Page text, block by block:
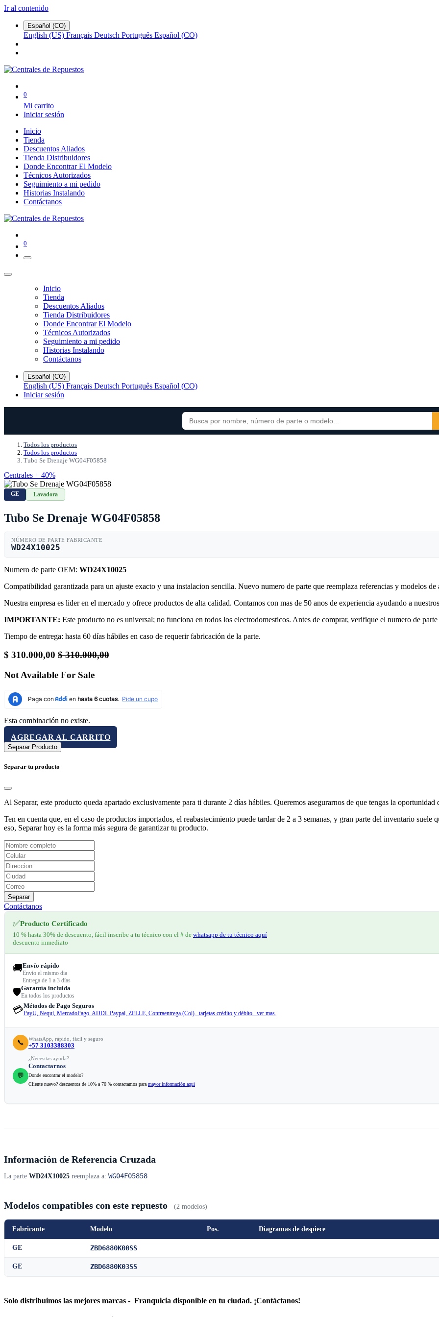
Ir al contenido
Español (CO)
English (US) Français Deutsch Português Español (CO)
0
Mi carrito
Iniciar sesión
Inicio
Tienda
Descuentos Aliados
Tienda Distribuidores
Donde Encontrar El Modelo
Técnicos Autorizados
Seguimiento a mi pedido
Historias Instalando
Contáctanos
0
Inicio
Tienda
Descuentos Aliados
Tienda Distribuidores
Donde Encontrar El Modelo
Técnicos Autorizados
Seguimiento a mi pedido
Historias Instalando
Contáctanos
Español (CO)
English (US) Français Deutsch Português Español (CO)
Iniciar sesión
Todos los productos
Todos los productos
Tubo Se Drenaje WG04F05858
Centrales + 40%
GE Lavadora
Tubo Se Drenaje WG04F05858
NÚMERO DE PARTE FABRICANTE
WD24X10025
Numero de parte OEM: WD24X10025
Compatibilidad garantizada para un ajuste exacto y una instalacion sencilla. Nuevo numero de parte que reemplaza referencias y modelos de
Nuestra empresa es lider en el mercado y ofrece productos de alta calidad. Contamos con mas de 50 anos de experiencia ayudando a
IMPORTANTE: Este producto no es universal; no funciona en todos los electrodomesticos. Antes de comprar, verifique el numero de
Tiempo de entrega: hasta 60 días hábiles en caso de requerir fabricación de la parte.
$ 310.000,00 $310.000,00
Not Available For Sale
Esta combinación no existe.
AGREGAR AL CARRITO
Separar Producto
Separar tu producto
Al Separar, este producto queda apartado exclusivamente para ti durante 2 días hábiles. Queremos asegurarnos de que tengas la oportunidad
Ten en cuenta que, en el caso de productos importados, el reabastecimiento puede tardar de 2 a 3 semanas, y gran parte del inventario
eso, Separar hoy es la forma más segura de garantizar tu producto.
Separar
Contáctanos
✅Producto Certificado
10 % hasta 30% de descuento, fácil inscribe a tu técnico con el # de whatsapp de tu técnico aquí
descuento inmediato
🚚Envío rápido
Envío el mismo dia
Entrega de 1 a 3 días
🛡️Garantía incluida
En todos los productos
💳Métodos de Pago Seguros
PayU, Nequi, MercadoPago, ADDI. Paypal, ZELLE, Contraentrega (Col). tarjetas crédito y débito. ver mas..
📞 WhatsApp, rápido, fácil y seguro
+57 3103388303
💬
¿Necesitas ayuda?
Contactarnos
Donde encontrar el modelo?
Cliente nuevo? descuentos de 10% a 70 % contactamos para mayor información aquí
Información de Referencia Cruzada
La parte WD24X10025 reemplaza a: WG04F05858
Modelos compatibles con este repuesto (2 modelos)
Fabricante Modelo Pos. Diagramas de despiece
GE ZBD6880K00SS
GE ZBD6880K03SS
Solo distribuimos las mejores marcas - Franquicia disponible en tu ciudad. ¡Contáctanos!